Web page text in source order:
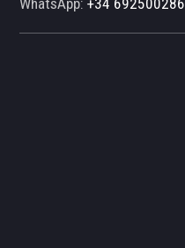
WhatsApp:+34 692500286